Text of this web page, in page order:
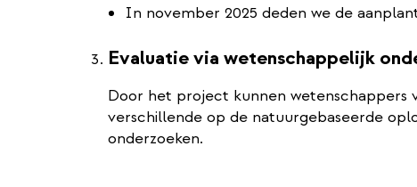
In november 2025 deden we de
Evaluatie via wetenschappelijk
Door het project kunnen wetenschappers
verschillende op de natuurgebaseerde
onderzoeken.